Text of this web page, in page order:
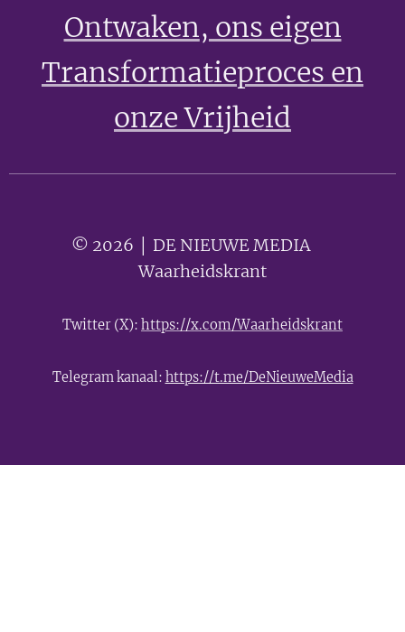
Ontwaken, ons eigen
Transformatieproces en
onze Vrijheid
© 2026 │ DE NIEUWE MEDIA 🟣
Waarheidskrant
Twitter (X): https://x.com/Waarheidskrant
Telegram kanaal: https://t.me/DeNieuweMedia